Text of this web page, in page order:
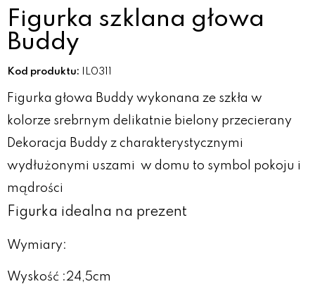
Figurka szklana głowa
Buddy
Kod produktu: IL0311
Figurka głowa Buddy wykonana ze szkła w
kolorze srebrnym delikatnie bielony przecierany
Dekoracja Buddy z charakterystycznymi
wydłużonymi uszami w domu to symbol pokoju i
mądrości
Figurka idealna na prezent
Wymiary:
Wyskość :24,5cm